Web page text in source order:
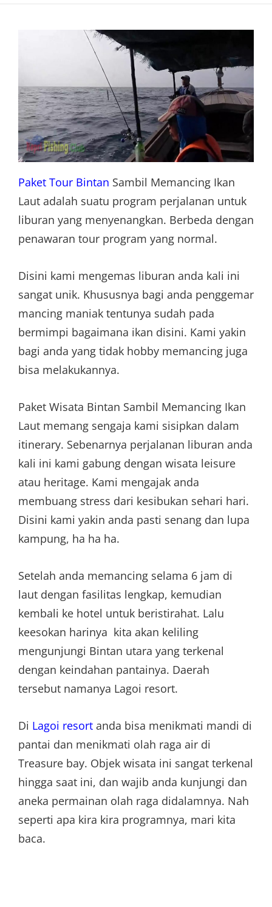
Paket Tour Bintan Sambil Memancing Ikan
Laut adalah suatu program perjalanan untuk
liburan yang menyenangkan. Berbeda dengan
penawaran tour program yang normal.
Disini kami mengemas liburan anda kali ini
sangat unik. Khususnya bagi anda penggemar
mancing maniak tentunya sudah pada
bermimpi bagaimana ikan disini. Kami yakin
bagi anda yang tidak hobby memancing juga
bisa melakukannya.
Paket Wisata Bintan Sambil Memancing Ikan
Laut memang sengaja kami sisipkan dalam
itinerary. Sebenarnya perjalanan liburan anda
kali ini kami gabung dengan wisata leisure
atau heritage. Kami mengajak anda
membuang stress dari kesibukan sehari hari.
Disini kami yakin anda pasti senang dan lupa
kampung, ha ha ha.
Setelah anda memancing selama 6 jam di
laut dengan fasilitas lengkap, kemudian
kembali ke hotel untuk beristirahat. Lalu
keesokan harinya kita akan keliling
mengunjungi Bintan utara yang terkenal
dengan keindahan pantainya. Daerah
tersebut namanya Lagoi resort.
Di Lagoi resort anda bisa menikmati mandi di
pantai dan menikmati olah raga air di
Treasure bay. Objek wisata ini sangat terkenal
hingga saat ini, dan wajib anda kunjungi dan
aneka permainan olah raga didalamnya. Nah
seperti apa kira kira programnya, mari kita
baca.